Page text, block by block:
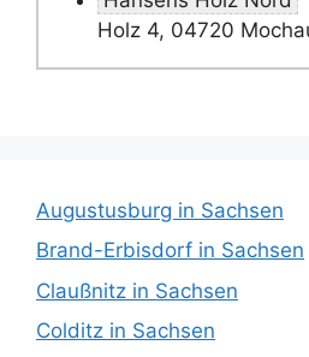
Holz 4, 04720
Augustusburg in Sachsen
Brand-Erbisdorf in Sachsen
Claußnitz in Sachsen
Colditz in Sachsen